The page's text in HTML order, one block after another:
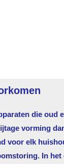
die oud
vorming
voor elk
In